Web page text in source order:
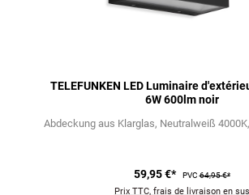
TELEFUNKEN LED Luminaire
6W 600lm noir
Abdeckung aus Klarglas Neutralweiß 4000K
59,95 €* PVC64,95 €*
Prix TTC, frais de livraison en sus